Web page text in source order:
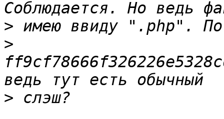
>
>
>